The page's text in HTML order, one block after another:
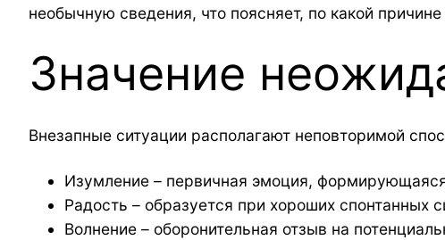
необычную сведения, что поясняет, по какой
Значение
Внезапные ситуации располагают неповторимой
Изумление – первичная эмоция,
Радость – образуется при хороших спонтанных
Волнение – оборонительная отзыв на